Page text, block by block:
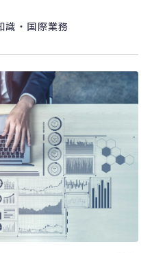
識・国際業務